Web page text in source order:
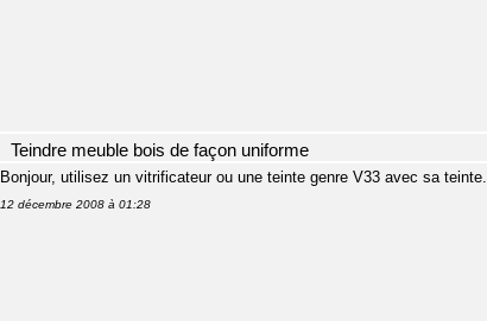
Teindre meuble bois de façon uniforme
Bonjour, utilisez un vitrificateur ou une teinte genre V33 avec sa teinte.
12 décembre 2008 à 01:28